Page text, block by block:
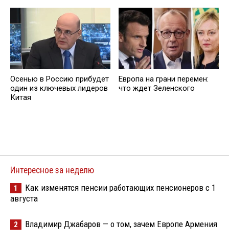
Осенью в Россию прибудет
один из ключевых лидеров
Китая
Европа на грани перемен:
что ждет Зеленского
Интересное за неделю
1
Как изменятся пенсии работающих пенсионеров с 1
августа
2 Владимир Джабаров — о том, зачем Европе Армения